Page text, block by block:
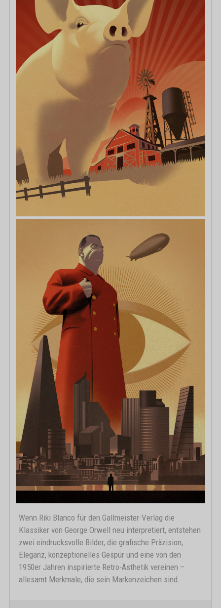
Wenn Riki Blanco für den Gallmeister-Verlag die
Klassiker von George Orwell neu interpretiert, entstehen
zwei eindrucksvolle Bilder, die grafische Präzision,
Eleganz, konzeptionelles Gespür und eine von den
1950er Jahren inspirierte Retro-Ästhetik vereinen –
allesamt Merkmale, die sein Markenzeichen sind.